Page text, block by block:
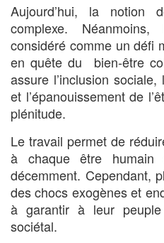
Aujourd’hui, la
complexe.
considéré comme un défi
en quête du bien-être
assure l’inclusion
et l’épanouissement de
plénitude.
Le travail permet de
à chaque être humain
décemment. Cependant,
des chocs exogènes et
à garantir à leur
sociétal.